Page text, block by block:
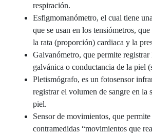
respiración.
Esfigmomanómetro, el cual tiene
que se usan en los tensiómetros,
la rata (proporción) cardiaca y la
Galvanómetro, que permite registrar
galvánica o conductancia de la piel
Pletismógrafo, es un fotosensor
registrar el volumen de sangre en la
piel.
Sensor de movimientos, que
contramedidas “movimientos que